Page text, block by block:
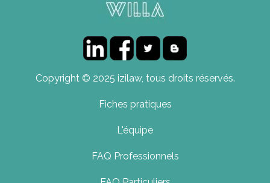
Copyright © 2025 izilaw, tous droits réservés.
Fiches pratiques
L'équipe
FAQ Professionnels